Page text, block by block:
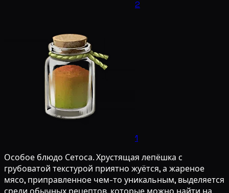
2
1
Особое блюдо Сетоса. Хрустящая лепёшка с
грубоватой текстурой приятно жуётся, а жареное
мясо, приправленное чем-то уникальным, выделяется